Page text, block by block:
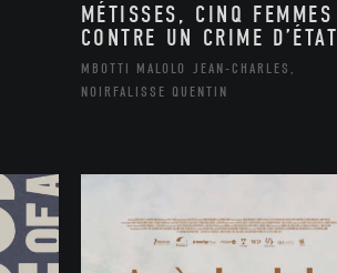
MÉTISSES, CINQ FEMMES
CONTRE UN CRIME D’ÉTAT
MBOTTI MALOLO JEAN-CHARLES,
NOIRFALISSE QUENTIN